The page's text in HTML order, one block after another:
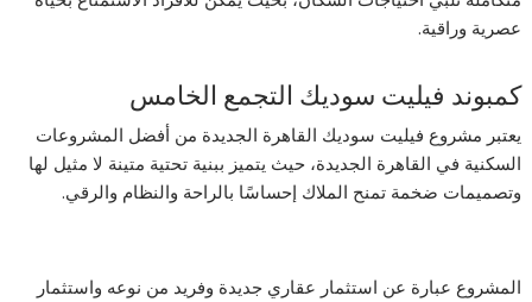
عصرية وراقية.
كمبوند فيليت سوديك التجمع الخامس
يعتبر مشروع فيليت سوديك القاهرة الجديدة من أفضل المشروعات
السكنية في القاهرة الجديدة، حيث يتميز ببنية تحتية متينة لا مثيل لها
وتصميمات ضخمة تمنح الملاك إحساسًا بالراحة والنظام والرقي.
المشروع عبارة عن استثمار عقاري جديدة وفريد ​​من نوعه واستثمار